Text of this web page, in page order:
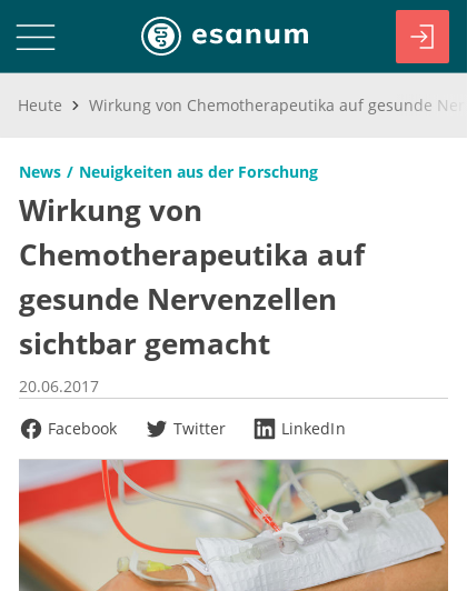
Heute
News Neuigkeiten aus der Forschung
Wirkung von
Chemotherapeutika auf
gesunde Nervenzellen
sichtbar gemacht
20.06.2017
Facebook
Twitter LinkedIn